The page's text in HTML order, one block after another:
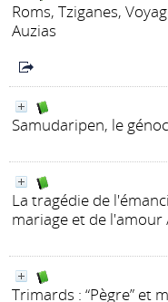
Roms, Tziganes,
Auzias
Samudaripen, le
La tragédie de
mariage et de l'amour
Trimards : “Pègre” et